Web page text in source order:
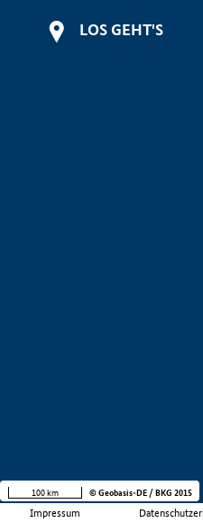
LOS GEHT'S
Impressum
100 km © Geobasis-DE / BKG 2015